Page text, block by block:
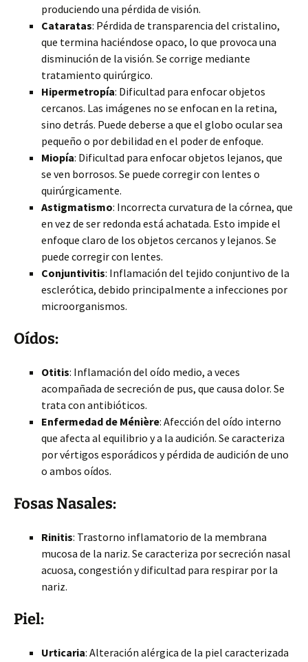
produciendo una pérdida de visión.
Cataratas: Pérdida de transparencia del cristalino,
que termina haciéndose opaco, lo que provoca una
disminución de la visión. Se corrige mediante
tratamiento quirúrgico.
Hipermetropía: Dificultad para enfocar objetos
cercanos. Las imágenes no se enfocan en la retina,
sino detrás. Puede deberse a que el globo ocular sea
pequeño o por debilidad en el poder de enfoque.
Miopía: Dificultad para enfocar objetos lejanos, que
se ven borrosos. Se puede corregir con lentes o
quirúrgicamente.
Astigmatismo: Incorrecta curvatura de la córnea, que
en vez de ser redonda está achatada. Esto impide el
enfoque claro de los objetos cercanos y lejanos. Se
puede corregir con lentes.
Conjuntivitis: Inflamación del tejido conjuntivo de la
esclerótica, debido principalmente a infecciones por
microorganismos.
Oídos:
Otitis: Inflamación del oído medio, a veces
acompañada de secreción de pus, que causa dolor. Se
trata con antibióticos.
Enfermedad de Ménière: Afección del oído interno
que afecta al equilibrio y a la audición. Se caracteriza
por vértigos esporádicos y pérdida de audición de uno
o ambos oídos.
Fosas Nasales:
Rinitis: Trastorno inflamatorio de la membrana
mucosa de la nariz. Se caracteriza por secreción nasal
acuosa, congestión y dificultad para respirar por la
nariz.
Piel:
Urticaria: Alteración alérgica de la piel caracterizada